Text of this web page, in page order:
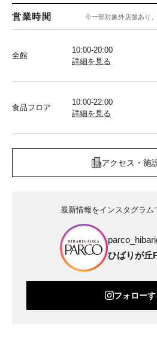
営業時間 ※一部対象外店舗あり
全館
10:00-20:00
詳細を見る
食品フロア
10:00-22:00
詳細を見る
アクセス・施
最新情報をインスタグラム
ひばりが丘
フォローす